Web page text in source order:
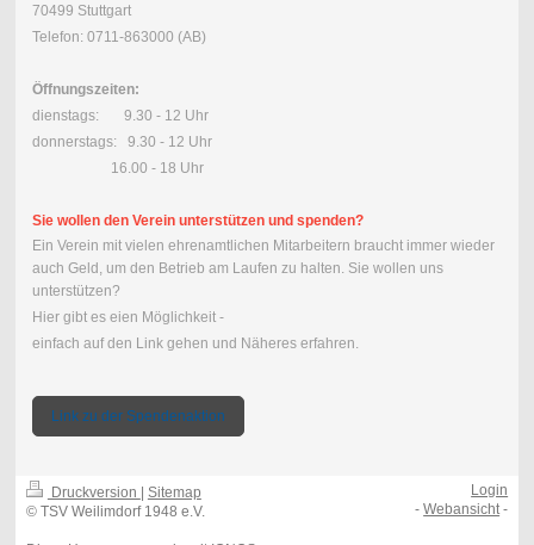
70499 Stuttgart
Telefon: 0711-863000 (AB)
Öffnungszeiten:
dienstags: 9.30 - 12 Uhr
donnerstags: 9.30 - 12 Uhr
16.00 - 18 Uhr
Sie wollen den Verein unterstützen und spenden?
Ein Verein mit vielen ehrenamtlichen Mitarbeitern braucht immer wieder
auch Geld, um den Betrieb am Laufen zu halten. Sie wollen uns
unterstützen?
Hier gibt es eien Möglichkeit -
einfach auf den Link gehen und Näheres erfahren.
Link zu der Spendenaktion
Druckversion
Sitemap
© TSV Weilimdorf 1948 e.V.
Login
-Webansicht-